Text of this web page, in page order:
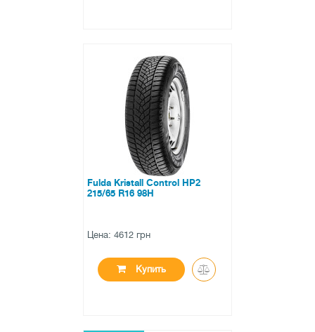
есть в наличии
0 отзывов
Fulda Kristall Control HP2
215/65 R16 98H
Цена: 4612 грн
Купить